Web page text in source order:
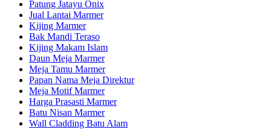
Patung Jatayu Onix
Jual Lantai Marmer
Kijing Marmer
Bak Mandi Teraso
Kijing Makam Islam
Daun Meja Marmer
Meja Tamu Marmer
Papan Nama Meja Direktur
Meja Motif Marmer
Harga Prasasti Marmer
Batu Nisan Marmer
Wall Cladding Batu Alam